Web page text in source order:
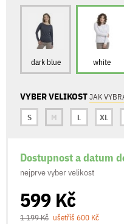
dark blue white
VYBER VELIKOSTJAK
S
M L XL
Dostupnost a datum
nejprve vyber velikost
599 Kč
1 199 Kč ušetříš 600 Kč